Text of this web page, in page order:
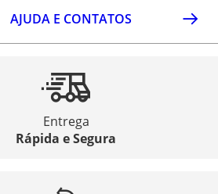
AJUDA E CONTATOS
Entrega
Rápida e Segura